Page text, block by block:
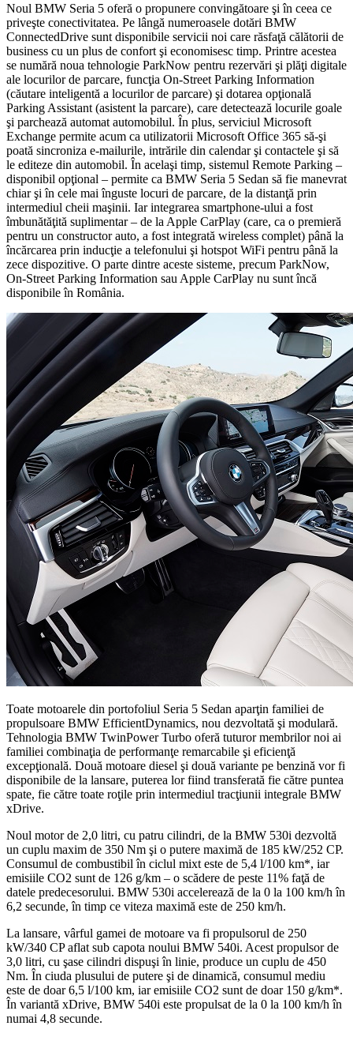
Noul BMW Seria 5 oferă o propunere convingătoare şi în ceea ce
priveşte conectivitatea. Pe lângă numeroasele dotări BMW
ConnectedDrive sunt disponibile servicii noi care răsfaţă călătorii de
business cu un plus de confort şi economisesc timp. Printre acestea
se numără noua tehnologie ParkNow pentru rezervări şi plăţi digitale
ale locurilor de parcare, funcţia On-Street Parking Information
(căutare inteligentă a locurilor de parcare) şi dotarea opţională
Parking Assistant (asistent la parcare), care detectează locurile goale
şi parchează automat automobilul. În plus, serviciul Microsoft
Exchange permite acum ca utilizatorii Microsoft Office 365 să-şi
poată sincroniza e-mailurile, intrările din calendar şi contactele şi să
le editeze din automobil. În acelaşi timp, sistemul Remote Parking –
disponibil opţional – permite ca BMW Seria 5 Sedan să fie manevrat
chiar şi în cele mai înguste locuri de parcare, de la distanţă prin
intermediul cheii maşinii. Iar integrarea smartphone-ului a fost
îmbunătăţită suplimentar – de la Apple CarPlay (care, ca o premieră
pentru un constructor auto, a fost integrată wireless complet) până la
încărcarea prin inducţie a telefonului şi hotspot WiFi pentru până la
zece dispozitive. O parte dintre aceste sisteme, precum ParkNow,
On-Street Parking Information sau Apple CarPlay nu sunt încă
disponibile în România.
Toate motoarele din portofoliul Seria 5 Sedan aparţin familiei de
propulsoare BMW EfficientDynamics, nou dezvoltată şi modulară.
Tehnologia BMW TwinPower Turbo oferă tuturor membrilor noi ai
familiei combinaţia de performanţe remarcabile şi eficienţă
excepţională. Două motoare diesel şi două variante pe benzină vor fi
disponibile de la lansare, puterea lor fiind transferată fie către puntea
spate, fie către toate roţile prin intermediul tracţiunii integrale BMW
xDrive.
Noul motor de 2,0 litri, cu patru cilindri, de la BMW 530i dezvoltă
un cuplu maxim de 350 Nm şi o putere maximă de 185 kW/252 CP.
Consumul de combustibil în ciclul mixt este de 5,4 l/100 km*, iar
emisiile CO2 sunt de 126 g/km – o scădere de peste 11% faţă de
datele predecesorului. BMW 530i accelerează de la 0 la 100 km/h în
6,2 secunde, în timp ce viteza maximă este de 250 km/h.
La lansare, vârful gamei de motoare va fi propulsorul de 250
kW/340 CP aflat sub capota noului BMW 540i. Acest propulsor de
3,0 litri, cu şase cilindri dispuşi în linie, produce un cuplu de 450
Nm. În ciuda plusului de putere şi de dinamică, consumul mediu
este de doar 6,5 l/100 km, iar emisiile CO2 sunt de doar 150 g/km*.
În variantă xDrive, BMW 540i este propulsat de la 0 la 100 km/h în
numai 4,8 secunde.